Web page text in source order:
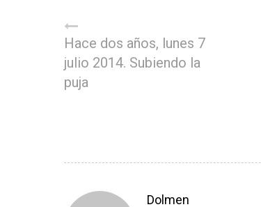
Hace dos años, lunes 7
julio 2014. Subiendo la
puja
Dolmen